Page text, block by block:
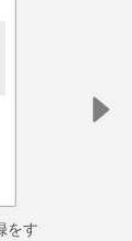
をす